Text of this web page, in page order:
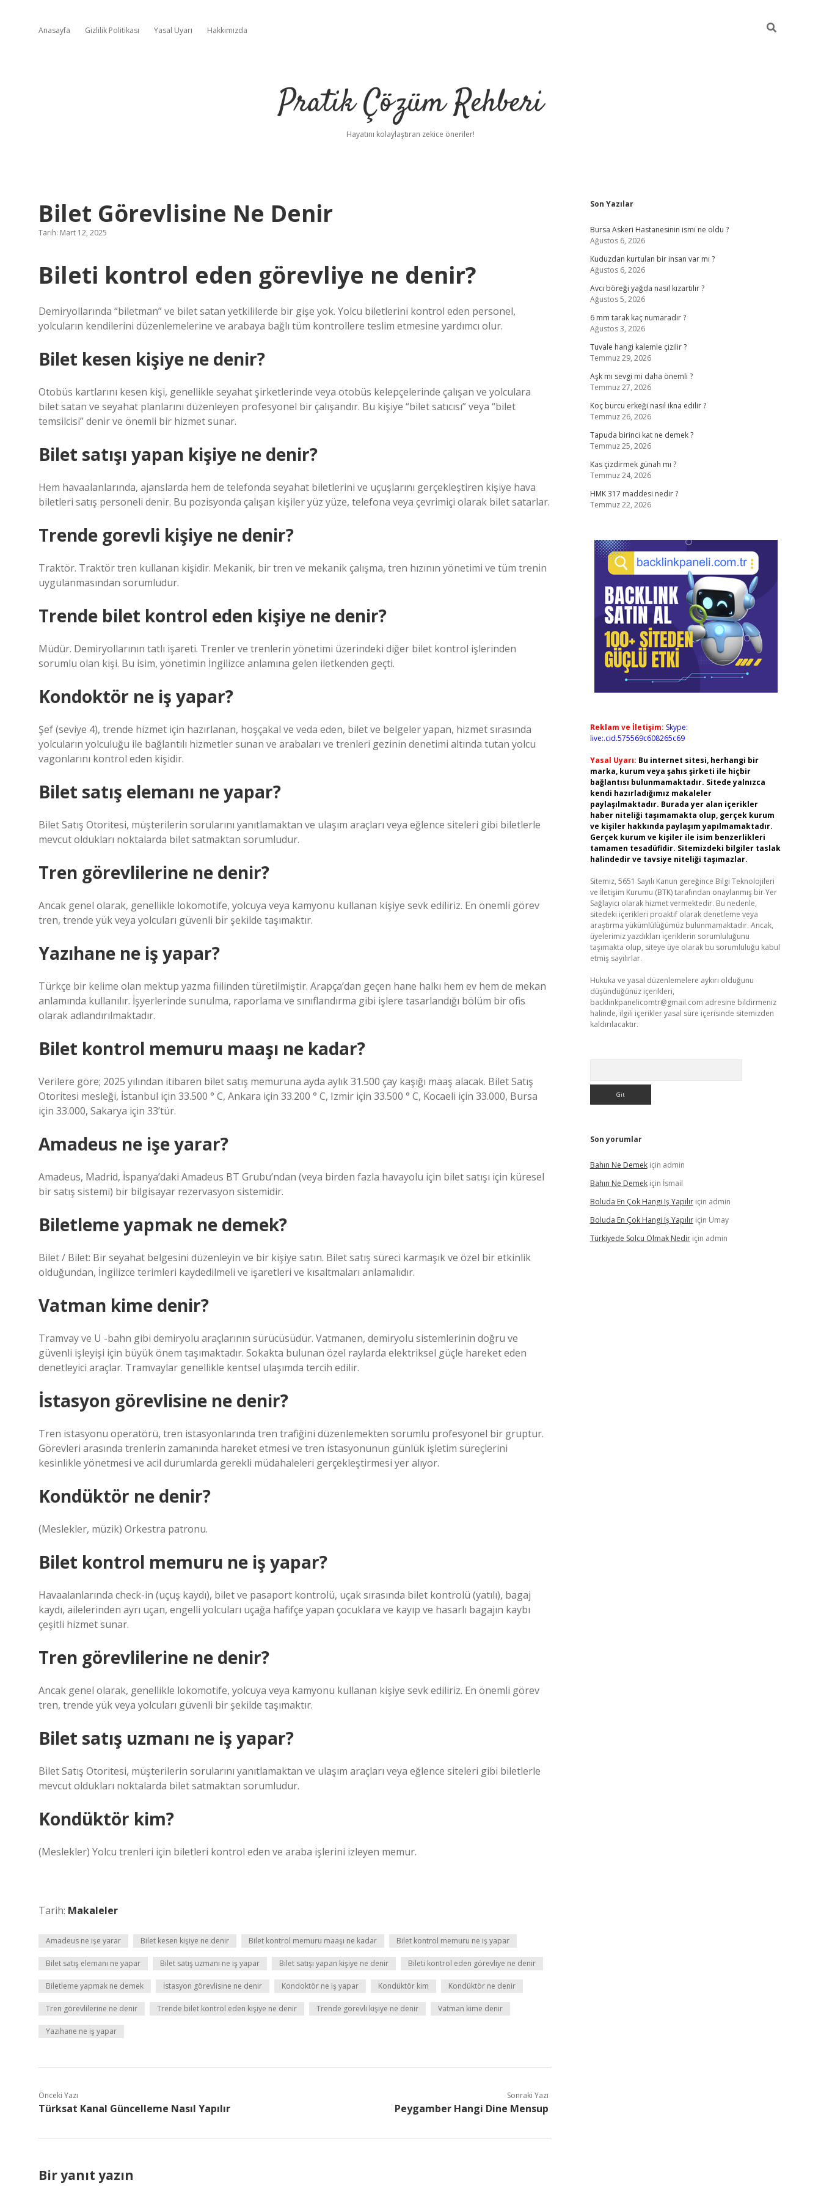
Anasayfa Gizlilik Politikası Yasal Uyarı Hakkımızda
Pratik Çözüm Rehberi
Hayatını kolaylaştıran zekice öneriler!
Bilet Görevlisine Ne Denir
Tarih: Mart 12, 2025
Bileti kontrol eden görevliye ne denir?
Demiryollarında “biletman” ve bilet satan yetkililerde bir gişe yok. Yolcu biletlerini kontrol eden personel,
yolcuların kendilerini düzenlemelerine ve arabaya bağlı tüm kontrollere teslim etmesine yardımcı olur.
Bilet kesen kişiye ne denir?
Otobüs kartlarını kesen kişi, genellikle seyahat şirketlerinde veya otobüs kelepçelerinde çalışan ve yolculara
bilet satan ve seyahat planlarını düzenleyen profesyonel bir çalışandır. Bu kişiye “bilet satıcısı” veya “bilet
temsilcisi” denir ve önemli bir hizmet sunar.
Bilet satışı yapan kişiye ne denir?
Hem havaalanlarında, ajanslarda hem de telefonda seyahat biletlerini ve uçuşlarını gerçekleştiren kişiye hava
biletleri satış personeli denir. Bu pozisyonda çalışan kişiler yüz yüze, telefona veya çevrimiçi olarak bilet satarlar.
Trende gorevli kişiye ne denir?
Traktör. Traktör tren kullanan kişidir. Mekanik, bir tren ve mekanik çalışma, tren hızının yönetimi ve tüm trenin
uygulanmasından sorumludur.
Trende bilet kontrol eden kişiye ne denir?
Müdür. Demiryollarının tatlı işareti. Trenler ve trenlerin yönetimi üzerindeki diğer bilet kontrol işlerinden
sorumlu olan kişi. Bu isim, yönetimin İngilizce anlamına gelen iletkenden geçti.
Kondoktör ne iş yapar?
Şef (seviye 4), trende hizmet için hazırlanan, hoşçakal ve veda eden, bilet ve belgeler yapan, hizmet sırasında
yolcuların yolculuğu ile bağlantılı hizmetler sunan ve arabaları ve trenleri gezinin denetimi altında tutan yolcu
vagonlarını kontrol eden kişidir.
Bilet satış elemanı ne yapar?
Bilet Satış Otoritesi, müşterilerin sorularını yanıtlamaktan ve ulaşım araçları veya eğlence siteleri gibi biletlerle
mevcut oldukları noktalarda bilet satmaktan sorumludur.
Tren görevlilerine ne denir?
Ancak genel olarak, genellikle lokomotife, yolcuya veya kamyonu kullanan kişiye sevk ediliriz. En önemli görev
tren, trende yük veya yolcuları güvenli bir şekilde taşımaktır.
Yazıhane ne iş yapar?
Türkçe bir kelime olan mektup yazma fiilinden türetilmiştir. Arapça’dan geçen hane halkı hem ev hem de mekan
anlamında kullanılır. İşyerlerinde sunulma, raporlama ve sınıflandırma gibi işlere tasarlandığı bölüm bir ofis
olarak adlandırılmaktadır.
Bilet kontrol memuru maaşı ne kadar?
Verilere göre; 2025 yılından itibaren bilet satış memuruna ayda aylık 31.500 çay kaşığı maaş alacak. Bilet Satış
Otoritesi mesleği, İstanbul için 33.500 ° C, Ankara için 33.200 ° C, Izmir için 33.500 ° C, Kocaeli için 33.000, Bursa
için 33.000, Sakarya için 33’tür.
Amadeus ne işe yarar?
Amadeus, Madrid, İspanya’daki Amadeus BT Grubu’ndan (veya birden fazla havayolu için bilet satışı için küresel
bir satış sistemi) bir bilgisayar rezervasyon sistemidir.
Biletleme yapmak ne demek?
Bilet / Bilet: Bir seyahat belgesini düzenleyin ve bir kişiye satın. Bilet satış süreci karmaşık ve özel bir etkinlik
olduğundan, İngilizce terimleri kaydedilmeli ve işaretleri ve kısaltmaları anlamalıdır.
Vatman kime denir?
Tramvay ve U -bahn gibi demiryolu araçlarının sürücüsüdür. Vatmanen, demiryolu sistemlerinin doğru ve
güvenli işleyişi için büyük önem taşımaktadır. Sokakta bulunan özel raylarda elektriksel güçle hareket eden
denetleyici araçlar. Tramvaylar genellikle kentsel ulaşımda tercih edilir.
İstasyon görevlisine ne denir?
Tren istasyonu operatörü, tren istasyonlarında tren trafiğini düzenlemekten sorumlu profesyonel bir gruptur.
Görevleri arasında trenlerin zamanında hareket etmesi ve tren istasyonunun günlük işletim süreçlerini
kesinlikle yönetmesi ve acil durumlarda gerekli müdahaleleri gerçekleştirmesi yer alıyor.
Kondüktör ne denir?
(Meslekler, müzik) Orkestra patronu.
Bilet kontrol memuru ne iş yapar?
Havaalanlarında check-in (uçuş kaydı), bilet ve pasaport kontrolü, uçak sırasında bilet kontrolü (yatılı), bagaj
kaydı, ailelerinden ayrı uçan, engelli yolcuları uçağa hafifçe yapan çocuklara ve kayıp ve hasarlı bagajın kaybı
çeşitli hizmet sunar.
Tren görevlilerine ne denir?
Ancak genel olarak, genellikle lokomotife, yolcuya veya kamyonu kullanan kişiye sevk ediliriz. En önemli görev
tren, trende yük veya yolcuları güvenli bir şekilde taşımaktır.
Bilet satış uzmanı ne iş yapar?
Bilet Satış Otoritesi, müşterilerin sorularını yanıtlamaktan ve ulaşım araçları veya eğlence siteleri gibi biletlerle
mevcut oldukları noktalarda bilet satmaktan sorumludur.
Kondüktör kim?
(Meslekler) Yolcu trenleri için biletleri kontrol eden ve araba işlerini izleyen memur.
Tarih: Makaleler
Amadeus ne işe yarar Bilet kesen kişiye ne denir Bilet kontrol memuru maaşı ne kadar Bilet kontrol memuru ne iş yapar
Bilet satış elemanı ne yapar Bilet satış uzmanı ne iş yapar Bilet satışı yapan kişiye ne denir Bileti kontrol eden görevliye ne denir
Biletleme yapmak ne demek İstasyon görevlisine ne denir Kondoktör ne iş yapar Kondüktör kim Kondüktör ne denir
Tren görevlilerine ne denir Trende bilet kontrol eden kişiye ne denir Trende gorevli kişiye ne denir Vatman kime denir
Yazıhane ne iş yapar
Önceki Yazı
Türksat Kanal Güncelleme Nasıl Yapılır
Sonraki Yazı
Peygamber Hangi Dine Mensup
Bir yanıt yazın
Sidebar
Son Yazılar
Bursa Askeri Hastanesinin ismi ne oldu ?
Ağustos 6, 2026
Kuduzdan kurtulan bir insan var mı ?
Ağustos 6, 2026
Avcı böreği yağda nasıl kızartılır ?
Ağustos 5, 2026
6 mm tarak kaç numaradır ?
Ağustos 3, 2026
Tuvale hangi kalemle çizilir ?
Temmuz 29, 2026
Aşk mı sevgi mi daha önemli ?
Temmuz 27, 2026
Koç burcu erkeği nasıl ikna edilir ?
Temmuz 26, 2026
Tapuda birinci kat ne demek ?
Temmuz 25, 2026
Kas çizdirmek günah mı ?
Temmuz 24, 2026
HMK 317 maddesi nedir ?
Temmuz 22, 2026
Reklam ve İletişim: Skype:
live:.cid.575569c608265c69
Yasal Uyarı: Bu internet sitesi, herhangi bir
marka, kurum veya şahıs şirketi ile hiçbir
bağlantısı bulunmamaktadır. Sitede yalnızca
kendi hazırladığımız makaleler
paylaşılmaktadır. Burada yer alan içerikler
haber niteliği taşımamakta olup, gerçek kurum
ve kişiler hakkında paylaşım yapılmamaktadır.
Gerçek kurum ve kişiler ile isim benzerlikleri
tamamen tesadüfidir. Sitemizdeki bilgiler taslak
halindedir ve tavsiye niteliği taşımazlar.
Sitemiz, 5651 Sayılı Kanun gereğince Bilgi Teknolojileri
ve İletişim Kurumu (BTK) tarafından onaylanmış bir Yer
Sağlayıcı olarak hizmet vermektedir. Bu nedenle,
sitedeki içerikleri proaktif olarak denetleme veya
araştırma yükümlülüğümüz bulunmamaktadır. Ancak,
üyelerimiz yazdıkları içeriklerin sorumluluğunu
taşımakta olup, siteye üye olarak bu sorumluluğu kabul
etmiş sayılırlar.
Hukuka ve yasal düzenlemelere aykırı olduğunu
düşündüğünüz içerikleri,
backlinkpanelicomtr@gmail.com adresine bildirmeniz
halinde, ilgili içerikler yasal süre içerisinde sitemizden
kaldırılacaktır.
Son yorumlar
Bahın Ne Demekiçin admin
Bahın Ne Demekiçin İsmail
Boluda En Çok Hangi Iş Yapılıriçin admin
Boluda En Çok Hangi Iş Yapılıriçin Umay
Türkiyede Solcu Olmak Nediriçin admin